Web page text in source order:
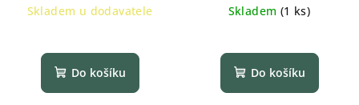
Skladem u dodavatele
Do košíku
Skladem (1 ks)
Do košíku